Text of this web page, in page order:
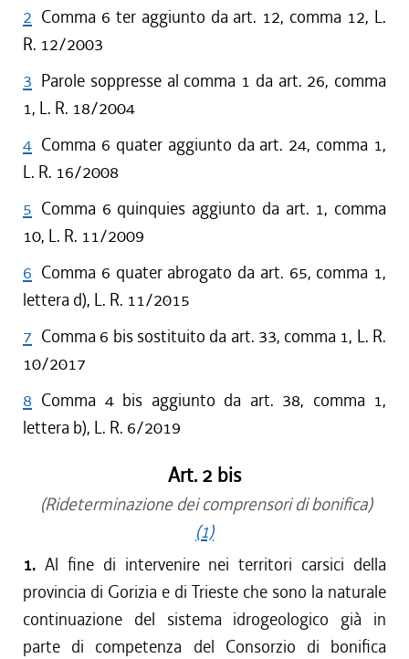
2 Comma 6 ter aggiunto da art. 12, comma 12, L.
R. 12/2003
3 Parole soppresse al comma 1 da art. 26, comma
1, L. R. 18/2004
4 Comma 6 quater aggiunto da art. 24, comma 1,
L. R. 16/2008
5 Comma 6 quinquies aggiunto da art. 1, comma
10, L. R. 11/2009
6 Comma 6 quater abrogato da art. 65, comma 1,
lettera d), L. R. 11/2015
7 Comma 6 bis sostituito da art. 33, comma 1, L. R.
10/2017
8 Comma 4 bis aggiunto da art. 38, comma 1,
lettera b), L. R. 6/2019
Art. 2 bis
(Rideterminazione dei comprensori di bonifica)
(1)
1. Al fine di intervenire nei territori carsici della
provincia di Gorizia e di Trieste che sono la naturale
continuazione del sistema idrogeologico già in
parte di competenza del Consorzio di bonifica